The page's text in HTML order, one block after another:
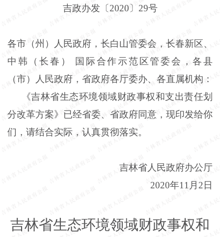
吉政办发〔2020〕29号
各市（州）人民政府，长白山管委会，长春新区、
中韩（长春） 国际合作示范区管委会，各县
（市）人民政府，省政府各厅委办、各直属机构：
《吉林省生态环境领域财政事权和支出责任划
分改革方案》已经省委、省政府同意，现印发给你
们，请结合实际，认真贯彻落实。
吉林省人民政府办公厅
2020年11月2日
吉林省生态环境领域财政事权和